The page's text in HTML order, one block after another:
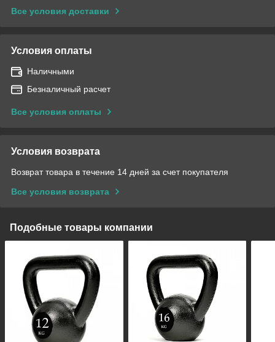
Все условия доставки
Условия оплаты
Наличными
Безналичный расчет
Все условия оплаты
Условия возврата
Возврат товара в течение 14 дней за счет покупателя
Все условия возврата
Подобные товары компании